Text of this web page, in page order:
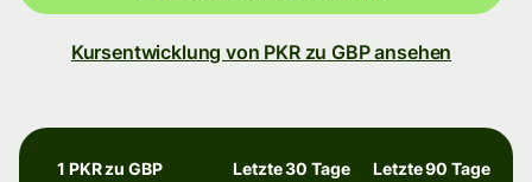
Kursentwicklung von PKR zu GBP ansehen
1 PKR zu GBP Letzte 30 Tage Letzte 90 Tage